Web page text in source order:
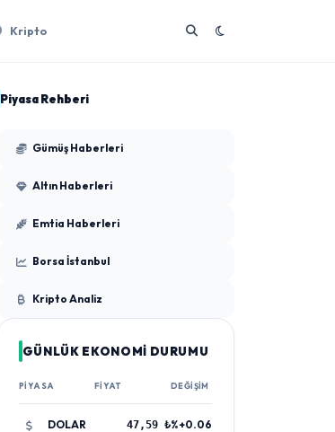
Kripto
Piyasa Rehberi
Gümüş Haberleri
Altın Haberleri
Emtia Haberleri
Borsa İstanbul
Kripto Analiz
GÜNLÜK EKONOMİ DURUMU
PIYASA FIYAT DEĞIŞIM
DOLAR 47,59 ₺%+0.06